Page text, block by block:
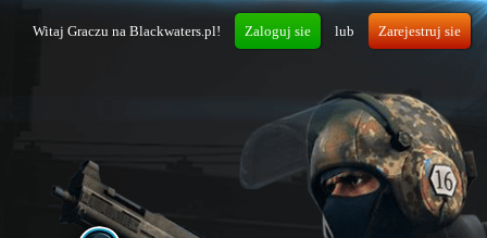
Witaj Graczu na Blackwaters.pl! Zaloguj sie lub Zarejestruj sie